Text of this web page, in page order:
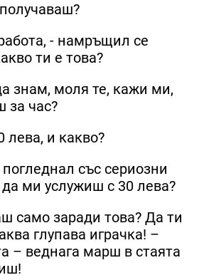
- намръщил се
ти е това?
знам, моля те, кажи ми,
за час?
лева, и какво?
със сериозни
ми услужиш с 30 лева?
само заради това? Да ти
глупава играчка! –
– веднага марш в стаята